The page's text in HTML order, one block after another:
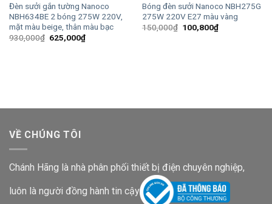
Đèn sưởi gắn tường Nanoco
NBH634BE 2 bóng 275W 220V,
mặt màu beige, thân màu bạc
930,000₫ Giá
625,000₫Giá
hiện
Bóng đèn sưởi Nanoco NBH275G
275W 220V E27 màu vàng
150,000₫ Giá
100,800₫Giá
hiện
VỀ CHÚNG TÔI
Chánh Hãng là nhà phân phối thiết bị điện chuyên nghiệp,
luôn là người đồng hành tin cậy